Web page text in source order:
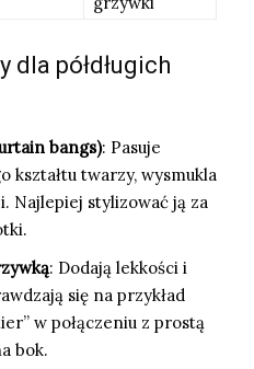
dla półdługich
bangs): Pasuje
kształtu twarzy, wysmukla
Najlepiej stylizować ją za
: Dodają lekkości i
się na przykład
w połączeniu z prostą
bok.